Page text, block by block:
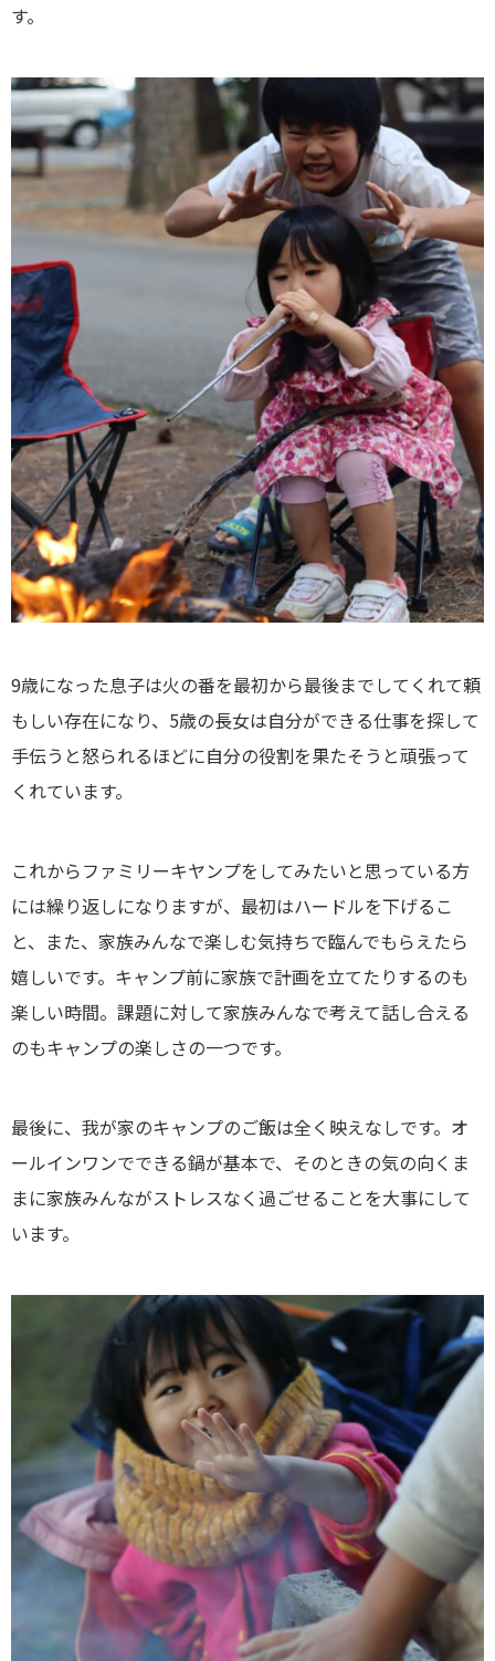
す。
9歳になった息子は火の番を最初から最後までしてくれて頼
もしい存在になり、5歳の長女は自分ができる仕事を探して
手伝うと怒られるほどに自分の役割を果たそうと頑張って
くれています。
これからファミリーキヤンプをしてみたいと思っている方
には繰り返しになりますが、最初はハードルを下げるこ
と、また、家族みんなで楽しむ気持ちで臨んでもらえたら
嬉しいです。キャンプ前に家族で計画を立てたりするのも
楽しい時間。課題に対して家族みんなで考えて話し合える
のもキャンプの楽しさの一つです。
最後に、我が家のキャンプのご飯は全く映えなしです。オ
ールインワンでできる鍋が基本で、そのときの気の向くま
まに家族みんながストレスなく過ごせることを大事にして
います。